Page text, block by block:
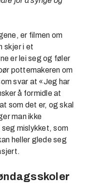
er filmen om
skjer i et
er lei seg og føler
pottemakeren om
svar at «Jeg har
å formidle at
som det er, og skal
man ikke
mislykket, som
heller glede seg